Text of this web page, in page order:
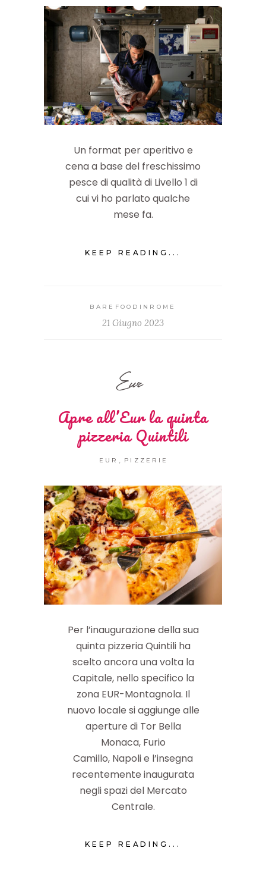
Un format per aperitivo e
cena a base del freschissimo
pesce di qualità di Livello 1 di
cui vi ho parlato qualche
mese fa.
KEEP READING...
BAREFOODINROME
21 Giugno 2023
Eur
Apre all’Eur la quinta
pizzeria Quintili
EUR PIZZERIE
Per l’inaugurazione della sua
quinta pizzeria Quintili ha
scelto ancora una volta la
Capitale, nello specifico la
zona EUR-Montagnola. Il
nuovo locale si aggiunge alle
aperture di Tor Bella
Monaca, Furio
Camillo, Napoli e l’insegna
recentemente inaugurata
negli spazi del Mercato
Centrale.
KEEP READING...